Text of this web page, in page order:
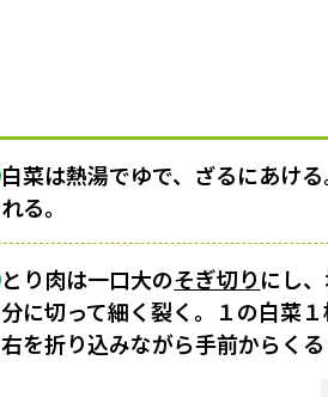
白菜は熱湯でゆで、ざるにあけ
れる。
とり肉は一口大のそぎ切りにし
分に切って細く裂く。１の白菜
右を折り込みながら手前からく